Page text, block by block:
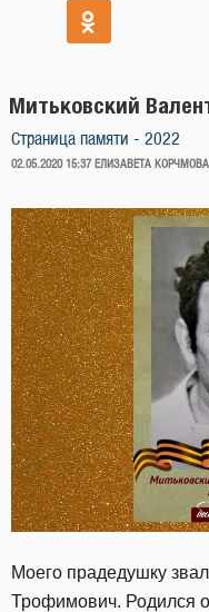
Митьковский
Страница памяти - 2022
ОПУБЛИКОВАНО
02.05.2020 15:37 ЕЛИЗАВЕТА КОРЧМОВА
Моего прадедушку
Трофимович. Родился